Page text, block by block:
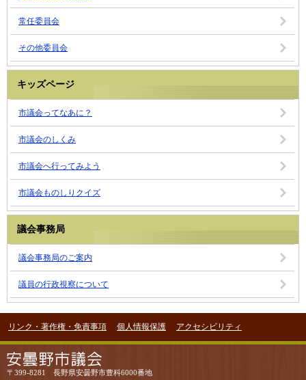
常任委員会
その他委員会
キッズページ
市議会ってなあに？
市議会のしくみ
市議会へ行ってみよう
市議会ものしりクイズ
議会事務局
議会事務局のご案内
議員の行政視察について
リンク・著作権・免責事項 個人情報保護 アクセシビリティ
〒399-8281 長野県安曇野市豊科6000番地